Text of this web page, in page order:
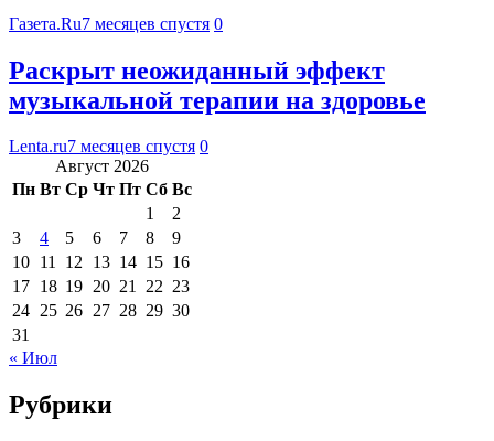
Газета.Ru7 месяцев спустя 0
Раскрыт неожиданный эффект
музыкальной терапии на здоровье
Lenta.ru7 месяцев спустя 0
Август 2026
Пн Вт Ср Чт Пт Сб Вс
1
2
3
4 5 6 7 8
9
10 11 12 13 14 15 16
17 18 19 20 21 22 23
24 25 26 27 28 29 30
31
« Июл
Рубрики